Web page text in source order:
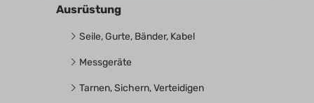
Ausrüstung
Seile, Gurte, Bänder, Kabel
Messgeräte
Tarnen, Sichern, Verteidigen